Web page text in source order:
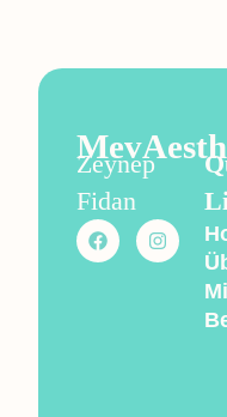
Zeynep
Fidan